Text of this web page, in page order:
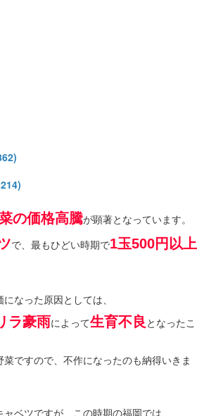
の価格高騰が顕著となっています。
で、最もひどい時期で1玉500円以上
なった原因としては、
ラ豪雨によって生育不良 となったこ
ですので、不作になったのも納得いきま
ベツですが、この時期の福岡では